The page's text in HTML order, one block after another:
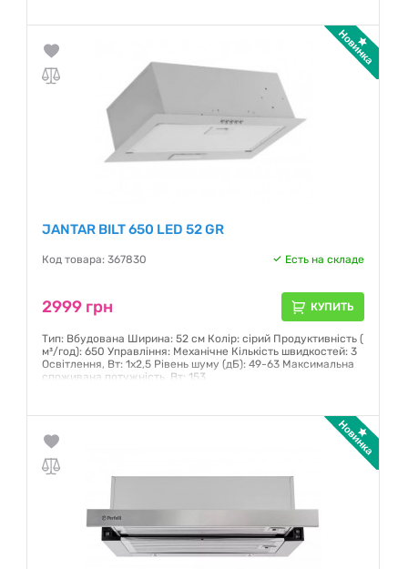
Гарантия:12 месяцев
JANTAR BILT 650 LED 52 GR
Код товара: 367830 Есть на складе
2999 грн КУПИТЬ
Тип: Вбудована Ширина: 52 см Колір: сірий Продуктивність (
м³/год): 650 Управління: Механічне Кількість швидкостей: 3
Освітлення, Вт: 1х2,5 Рівень шуму (дБ): 49-63 Максимальна
споживана потужність, Вт: 153